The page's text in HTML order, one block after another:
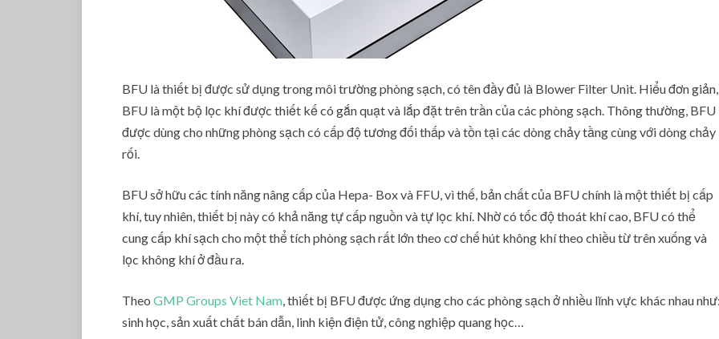
ò
n
ạ
c
BFU là thiết bị được sử dụng trong môi trường phòng sạch, có tên đầy đủ là Blower Filter Unit. Hiểu đơn giản,
BFU là một bộ lọc khí được thiết kế có gắn quạt và lắp đặt trên trần của các phòng sạch. Thông thường, BFU
được dùng cho những phòng sạch có cấp độ tương đối thấp và tồn tại các dòng chảy tầng cùng với dòng chảy
rối.
BFU sở hữu các tính năng nâng cấp của Hepa- Box và FFU, vì thế, bản chất của BFU chính là một thiết bị cấp
khí, tuy nhiên, thiết bị này có khả năng tự cấp nguồn và tự lọc khí. Nhờ có tốc độ thoát khí cao, BFU có thể
cung cấp khí sạch cho một thể tích phòng sạch rất lớn theo cơ chế hút không khí theo chiều từ trên xuống và
lọc không khí ở đầu ra.
Theo GMP Groups Viet Nam, thiết bị BFU được ứng dụng cho các phòng sạch ở nhiều lĩnh vực khác nhau
sinh học, sản xuất chất bán dẫn, linh kiện điện tử, công nghiệp quang học…